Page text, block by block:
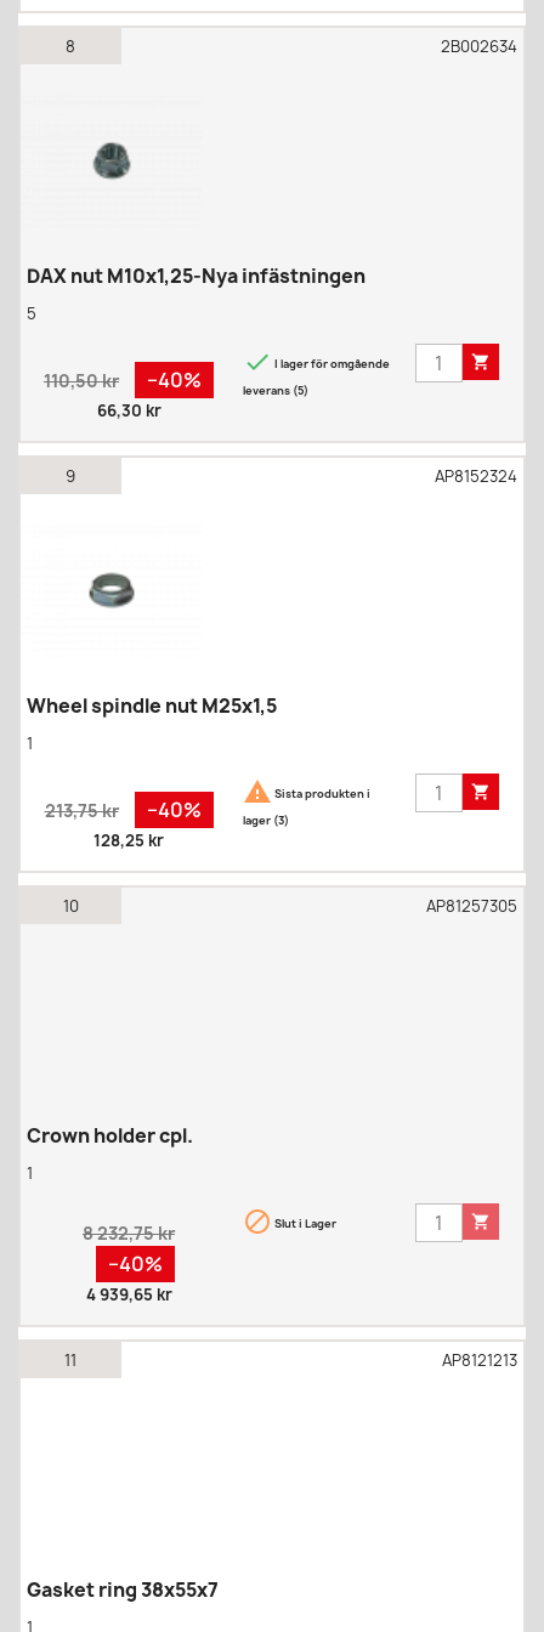
8 2B002634
DAX nut M10x1,25-Nya infästningen
5
Regular
price
110,50 kr −40%
66,30 kr
 I lager för omgående
leverans (5)

9 AP8152324
Wheel spindle nut M25x1,5
1
Regular
price
213,75 kr −40%
128,25 kr
 Sista produkten i
lager (3)

10 AP81257305
Crown holder cpl.
1
Regular
price
8 232,75 kr
−40%
4 939,65 kr
 Slut i Lager 
11 AP8121213
Gasket ring 38x55x7
1